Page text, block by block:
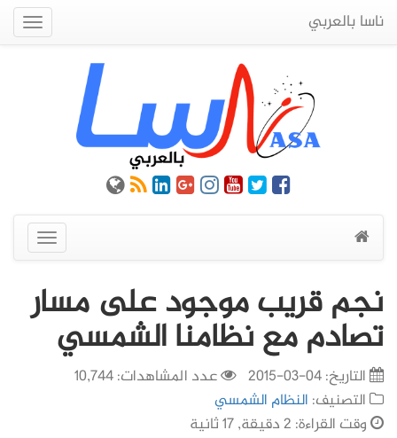
ناسا بالعربي
عرض
القائمة
نجم قريب موجود على مسار
تصادم مع نظامنا الشمسي
التاريخ:04-03-2015
عدد المشاهدات: 10,744
التصنيف: النظام الشمسي
وقت القراءة: 2 دقيقة, 17 ثانية